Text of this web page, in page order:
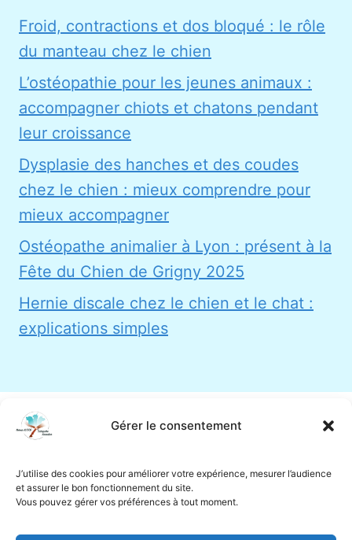
Gérer le consentement
J’utilise des cookies pour améliorer votre expérience, mesurer l’audience
et assurer le bon fonctionnement du site.
Vous pouvez gérer vos préférences à tout moment.
Froid, contractions et dos bloqué : le rôle
du manteau chez le chien
L’ostéopathie pour les jeunes animaux :
accompagner chiots et chatons pendant
leur croissance
Dysplasie des hanches et des coudes
chez le chien : mieux comprendre pour
mieux accompagner
Ostéopathe animalier à Lyon : présent à la
Fête du Chien de Grigny 2025
Hernie discale chez le chien et le chat :
explications simples
Contact Politique de confidentialité
CGV
RÉSEAUX SOCIAUX